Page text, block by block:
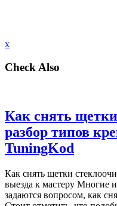
x
Check Also
Как снять
разбор типов
TuningKod
Как снять щетки
выезда к мастеру Многие
задаются вопросом, как